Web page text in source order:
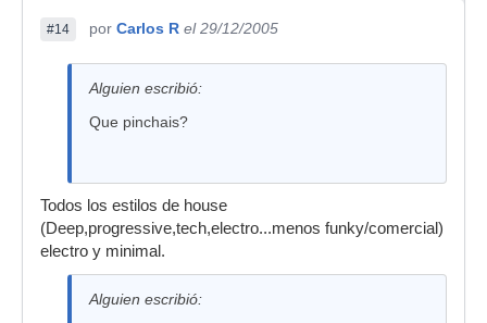
#14 por Carlos R el 29/12/2005
Alguien escribió:
Que pinchais?
Todos los estilos de house
(Deep,progressive,tech,electro...menos funky/comercial)
electro y minimal.
Alguien escribió: